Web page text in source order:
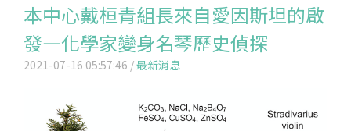
本中心戴桓青組長來自愛因斯坦的啟
發—化學家變身名琴歷史偵探
2021-07-16 05:57:46 /最新消息